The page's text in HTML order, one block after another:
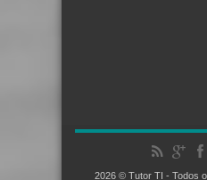
2026 © Tutor TI - Todos